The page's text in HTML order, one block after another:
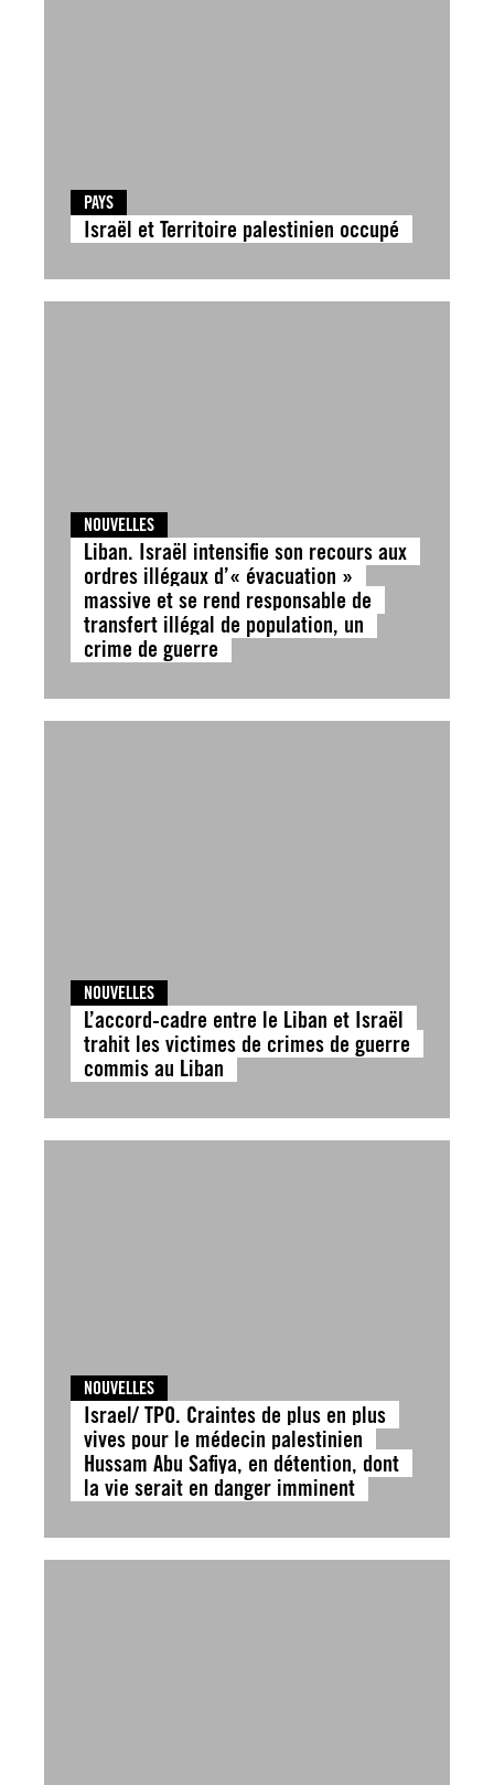
PAYS
Israël et Territoire palestinien occupé
NOUVELLES
Liban. Israël intensifie son recours aux
ordres illégaux d’« évacuation »
massive et se rend responsable de
transfert illégal de population, un
crime de guerre
NOUVELLES
L’accord-cadre entre le Liban et Israël
trahit les victimes de crimes de guerre
commis au Liban
NOUVELLES
Israel/ TPO. Craintes de plus en plus
vives pour le médecin palestinien
Hussam Abu Safiya, en détention, dont
la vie serait en danger imminent